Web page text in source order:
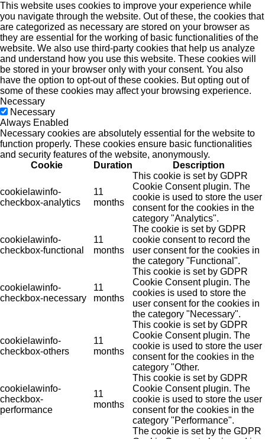
This website uses cookies to improve your experience while
you navigate through the website. Out of these, the cookies that
are categorized as necessary are stored on your browser as
they are essential for the working of basic functionalities of the
website. We also use third-party cookies that help us analyze
and understand how you use this website. These cookies will
be stored in your browser only with your consent. You also
have the option to opt-out of these cookies. But opting out of
some of these cookies may affect your browsing experience.
Necessary
Necessary
Always Enabled
Necessary cookies are absolutely essential for the website to
function properly. These cookies ensure basic functionalities
and security features of the website, anonymously.
Cookie
Duration Description
cookielawinfo-
checkbox-analytics
11
months
This cookie is set by GDPR
Cookie Consent plugin. The
cookie is used to store the user
consent for the cookies in the
category "Analytics".
cookielawinfo-
checkbox-functional
11
months
The cookie is set by GDPR
cookie consent to record the
user consent for the cookies in
the category "Functional".
cookielawinfo-
checkbox-necessary
11
months
This cookie is set by GDPR
Cookie Consent plugin. The
cookies is used to store the
user consent for the cookies in
the category "Necessary".
cookielawinfo-
checkbox-others
11
months
This cookie is set by GDPR
Cookie Consent plugin. The
cookie is used to store the user
consent for the cookies in the
category "Other.
cookielawinfo-
checkbox-
performance
11
months
This cookie is set by GDPR
Cookie Consent plugin. The
cookie is used to store the user
consent for the cookies in the
category "Performance".
The cookie is set by the GDPR